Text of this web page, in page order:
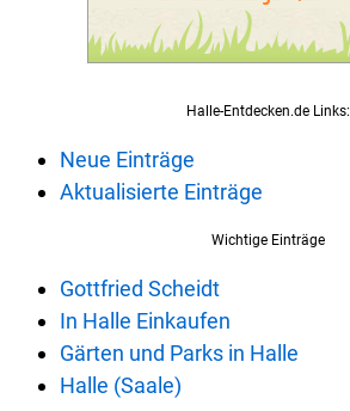
Halle-Entdecken.de Links:
Neue Einträge
Aktualisierte Einträge
Wichtige Einträge
Gottfried Scheidt
In Halle Einkaufen
Gärten und Parks in Halle
Halle (Saale)